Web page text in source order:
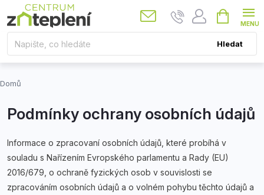
na
obsah
Hledat
Nákupní
košík
Domů
Podmínky ochrany osobních údajů
Informace o zpracovaní osobních údajů, které probíhá v
souladu s Nařízením Evropského parlamentu a Rady (EU)
2016/679, o ochraně fyzických osob v souvislosti se
zpracováním osobních údajů a o volném pohybu těchto údajů a